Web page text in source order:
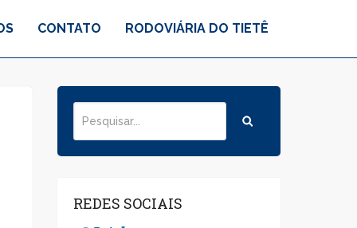
CONTATO RODOVIÁRIA DO TIETÊ
REDES SOCIAIS